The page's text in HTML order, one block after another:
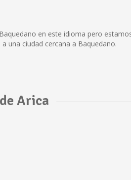
en este idioma pero
una ciudad cercana a Baquedano.
Arica